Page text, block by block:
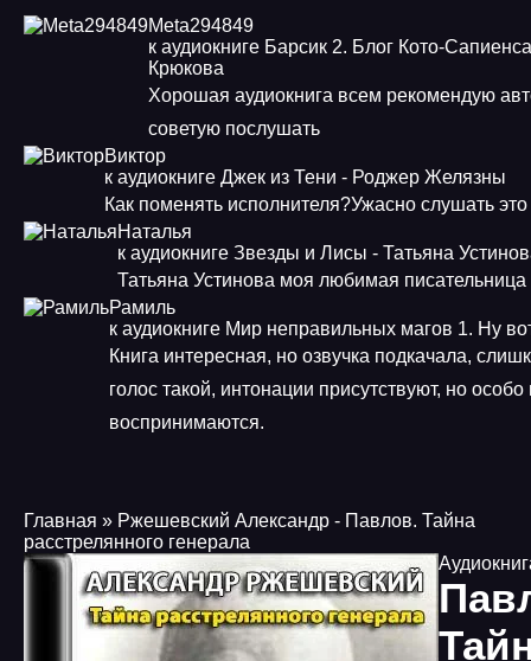
Meta294849
к аудиокниге Барсик 2. Блог Кото-
Крюкова
Хорошая аудиокнига всем рекомендую
советую послушать
Виктор
к аудиокниге Джек из Тени - Роджер Желязны
Как поменять исполнителя?Ужасно слушать
Наталья
к аудиокниге Звезды и Лисы - Татьяна
Татьяна Устинова моя любимая писательница
Рамиль
к аудиокниге Мир неправильных магов 1. Ну
Книга интересная, но озвучка подкачала,
голос такой, интонации присутствуют, но особо
воспринимаются.
Главная » Ржешевский Александр - Павлов. Тайна
расстрелянного генерала